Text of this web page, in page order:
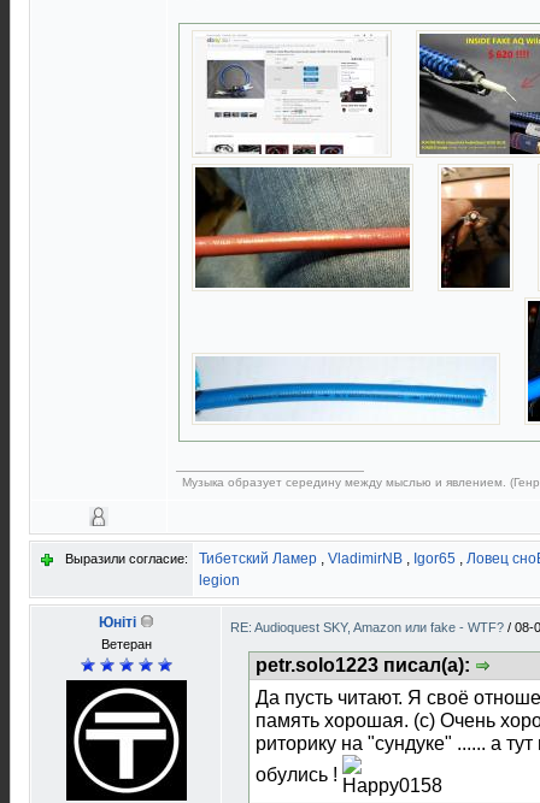
Музыка образует середину между мыслью и явлением.
Выразили согласие: Тибетский Ламер , VladimirNB , Igor65 , Ловец
legion
Юнiтi
Ветеран
RE: Audioquest SKY, Amazon или fake - WTF? / 08-
petr.solo1223 писал(а):
Да пусть читают. Я своё
память хорошая. (с) Очень
риторику на "сундуке" ...... а
обулись !